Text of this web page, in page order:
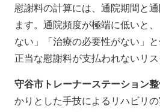
慰謝料の計算には、通院期間と
ます。通院頻度が極端に低いと
ない」「治療の必要性がない」と
正当な慰謝料が支払われないリス
守谷市トレーナーステーション
かりとした手技によるリハビリの